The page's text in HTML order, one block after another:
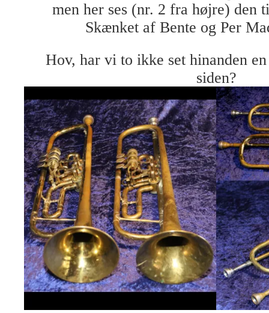
men her ses (nr. 2 fra højre) den
Skænket af Bente og Per
Hov, har vi to ikke set hinanden
siden?